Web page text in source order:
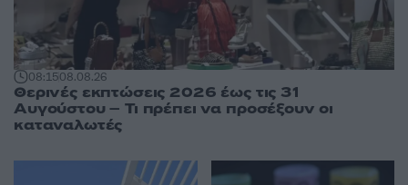
08:1508.08.26
Θερινές εκπτώσεις 2026 έως τις 31
Αυγούστου – Τι πρέπει να προσέξουν οι
καταναλωτές